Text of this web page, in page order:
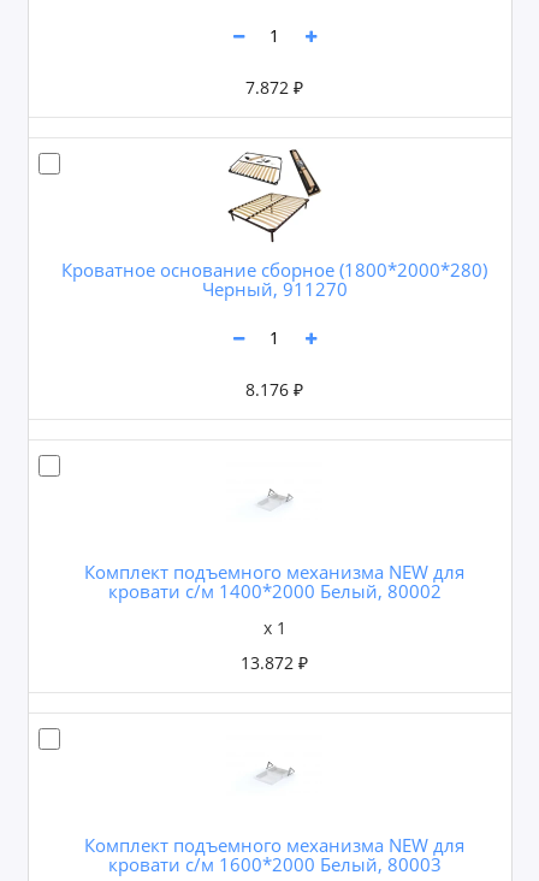
7.872 ₽
Кроватное основание сборное (1800*2000*280)
Черный, 911270
8.176 ₽
Комплект подъемного механизма NEW для
кровати с/м 1400*2000 Белый, 80002
x 1
13.872 ₽
Комплект подъемного механизма NEW для
кровати с/м 1600*2000 Белый, 80003